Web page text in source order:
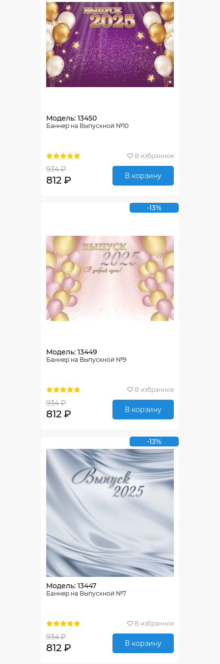
Модель: 13450
Баннер на Выпускной №10
В избранное
934 ₽
812 ₽ В корзину
-13%
Модель: 13449
Баннер на Выпускной №9
В избранное
934 ₽
812 ₽ В корзину
-13%
Модель: 13447
Баннер на Выпускной №7
В избранное
934 ₽
812 ₽ В корзину